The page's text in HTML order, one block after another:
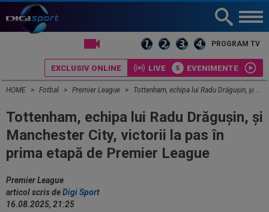
PROGRAM TV
EXCLUSIV ONLINE LIVE EVENIMENTE
HOME Fotbal Premier League Tottenham, echipa lui Radu Drăgușin, și Manchester City, victorii la pas în prima etapă de Premier League
Tottenham, echipa lui Radu Drăgușin, și
Manchester City, victorii la pas în
prima etapă de Premier League
Premier League
articol scris deDigi Sport
16.08.2025, 21:25